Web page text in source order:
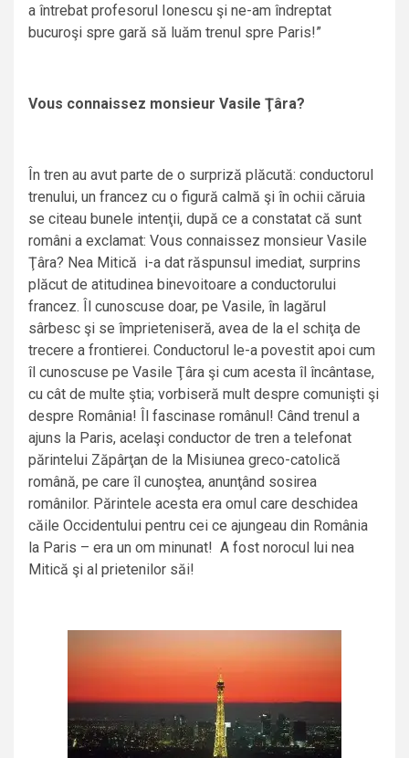
a întrebat profesorul Ionescu şi ne-am îndreptat
bucuroşi spre gară să luăm trenul spre Paris!”
Vous connaissez monsieur Vasile Ţâra?
În tren au avut parte de o surpriză plăcută: conductorul
trenului, un francez cu o figură calmă şi în ochii căruia
se citeau bunele intenţii, după ce a constatat că sunt
români a exclamat: Vous connaissez monsieur Vasile
Ţâra? Nea Mitică i-a dat răspunsul imediat, surprins
plăcut de atitudinea binevoitoare a conductorului
francez. Îl cunoscuse doar, pe Vasile, în lagărul
sârbesc şi se împrieteniseră, avea de la el schiţa de
trecere a frontierei. Conductorul le-a povestit apoi cum
îl cunoscuse pe Vasile Ţâra şi cum acesta îl încântase,
cu cât de multe ştia; vorbiseră mult despre comunişti şi
despre România! Îl fascinase românul! Când trenul a
ajuns la Paris, acelaşi conductor de tren a telefonat
părintelui Zăpârţan de la Misiunea greco-catolică
română, pe care îl cunoştea, anunţând sosirea
românilor. Părintele acesta era omul care deschidea
căile Occidentului pentru cei ce ajungeau din România
la Paris – era un om minunat! A fost norocul lui nea
Mitică şi al prietenilor săi!